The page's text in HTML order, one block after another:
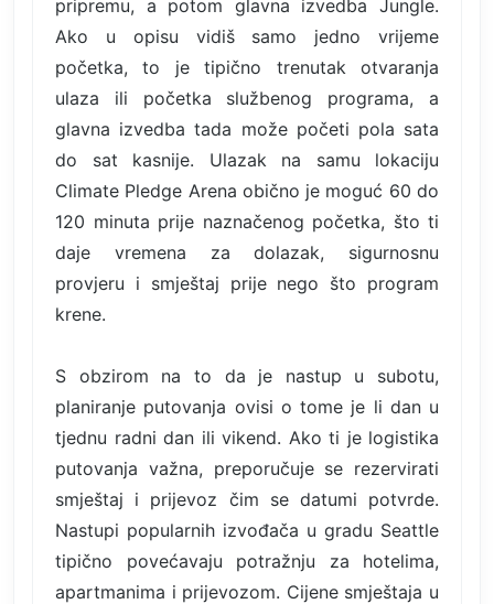
pripremu, a potom glavna izvedba Jungle.
Ako u opisu vidiš samo jedno vrijeme
početka, to je tipično trenutak otvaranja
ulaza ili početka službenog programa, a
glavna izvedba tada može početi pola sata
do sat kasnije. Ulazak na samu lokaciju
Climate Pledge Arena obično je moguć 60 do
120 minuta prije naznačenog početka, što ti
daje vremena za dolazak, sigurnosnu
provjeru i smještaj prije nego što program
krene.
S obzirom na to da je nastup u subotu,
planiranje putovanja ovisi o tome je li dan u
tjednu radni dan ili vikend. Ako ti je logistika
putovanja važna, preporučuje se rezervirati
smještaj i prijevoz čim se datumi potvrde.
Nastupi popularnih izvođača u gradu Seattle
tipično povećavaju potražnju za hotelima,
apartmanima i prijevozom. Cijene smještaja u